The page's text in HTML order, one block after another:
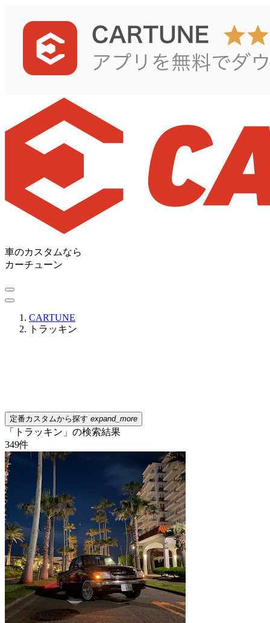
車のカスタムなら
カーチューン
CARTUNE
トラッキン
定番カスタムから探す expand_more
「トラッキン」の検索結果
349件